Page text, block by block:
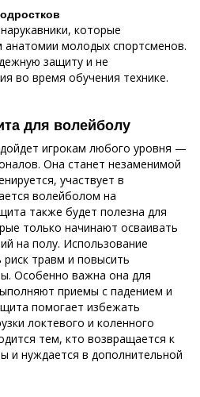
которые
анатомии молодых спортсменов.
защиту и не
во время обучения технике.
для волейболу
игрокам любого уровня —
Она станет незаменимой
участвует в
волейболом на
также будет полезна для
только начинают осваивать
на полу. Использование
травм и повысить
Особенно важна она для
приемы с падением и
помогает избежать
локтевого и коленного
тем, кто возвращается к
и нуждается в дополнительной